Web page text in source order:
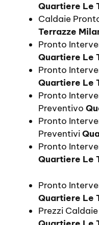
Quartiere Le
Caldaie
Terrazze
Pronto
Quartiere Le
Pronto
Quartiere Le
Pronto
Preventivo
Pronto
Preventivi
Pronto
Quartiere Le
Pronto
Quartiere Le
Prezzi